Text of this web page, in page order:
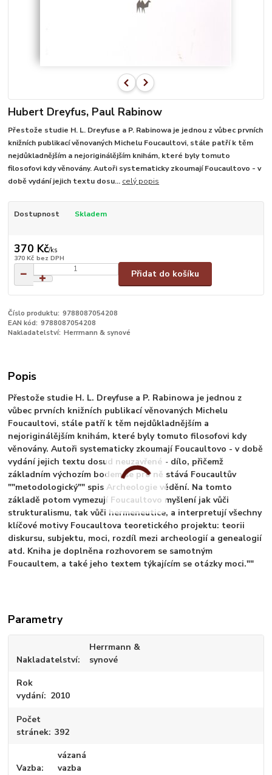
Hubert Dreyfus, Paul Rabinow
Přestože studie H. L. Dreyfuse a P. Rabinowa je jednou z vůbec prvních
knižních publikací věnovaných Michelu Foucaultovi, stále patří k těm
nejdůkladnějším a nejoriginálějším knihám, které byly tomuto
filosofovi kdy věnovány. Autoři systematicky zkoumají Foucaultovo - v
době vydání jejich textu dosu... celý popis
Dostupnost Skladem
370 Kč/ks
370 Kč bez DPH
Přidat do košíku
Číslo produktu: 9788087054208
EAN kód: 9788087054208
Nakladatelství: Herrmann & synové
Popis
Přestože studie H. L. Dreyfuse a P. Rabinowa je jednou z
vůbec prvních knižních publikací věnovaných Michelu
Foucaultovi, stále patří k těm nejdůkladnějším a
nejoriginálějším knihám, které byly tomuto filosofovi kdy
věnovány. Autoři systematicky zkoumají Foucaultovo - v době
vydání jejich textu dosud neuzavřené - dílo, přičemž
základním výchozím bodem se pro ně stává Foucaultův
""metodologický"" spis Archeologie vědění. Na tomto
základě potom vymezují Foucaultovo myšlení jak vůči
strukturalismu, tak vůči hermeneutice, a interpretují všechny
klíčové motivy Foucaultova teoretického projektu: teorii
diskursu, subjektu, moci, rozdíl mezi archeologií a genealogií
atd. Kniha je doplněna rozhovorem se samotným
Foucaultem, a také jeho textem týkajícím se otázky moci.""
Parametry
Nakladatelství
Herrmann &
synové
Rok
vydání
2010
Počet
stránek 392
Vazba
vázaná
vazba